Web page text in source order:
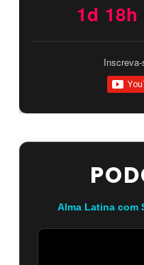
1d 18h
Alma Latina com